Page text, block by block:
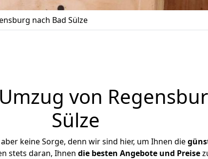
nach Bad Sülze
von
Sülze
keine Sorge, denn wir sind hier, um Ihnen die
stets daran, Ihnen die besten Angebote und Preise